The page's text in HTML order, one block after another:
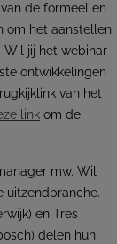
de formeel en
om het aanstellen
Wil jij het webinar
ontwikkelingen
van het
link om de
mw. Wil
uitzendbranche.
en Tres
delen hun